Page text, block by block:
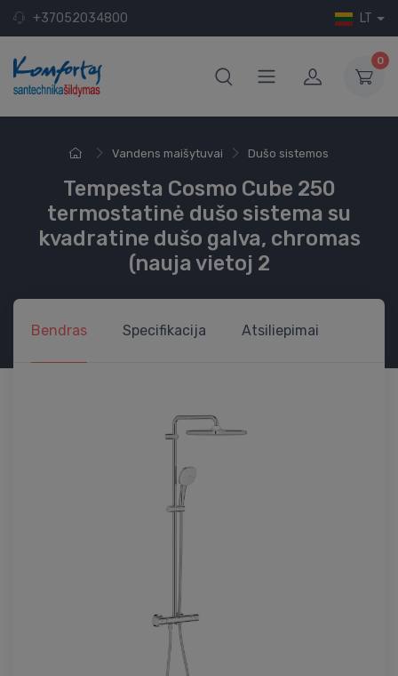
+37052034800 LT
0
Vandens maišytuvai Dušo sistemos
Tempesta Cosmo Cube 250
termostatinė dušo sistema su
kvadratine dušo galva, chromas
(nauja vietoj 2
Bendras Specifikacija Atsiliepimai